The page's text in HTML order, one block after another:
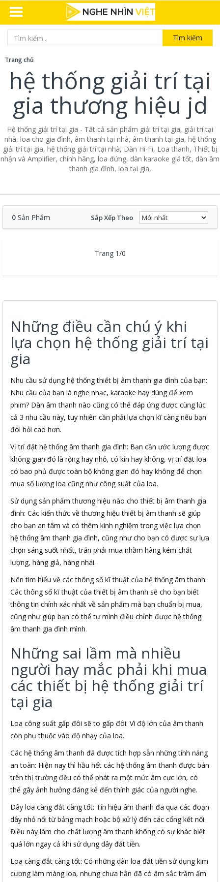
Tìm kiếm
Trang chủ
hệ thống giải trí tại
gia thương hiệu jd
Hệ thống giải trí tại gia - Tất cả sản phẩm giải trí tại gia, giải trí tại
nhà, loa cho gia đình, âm thanh tại nhà, âm thanh tại gia, hệ thống
giải trí tại gia, hệ thống giải trí tại nhà, Dàn Hi-Fi, Loa thanh, Thiết bị
nhận và Amplifier, chính hãng, loa đứng, dàn karaoke giá tốt, dàn âm
thanh gia đình, loa tại gia,
0 Sản Phẩm Sắp Xếp Theo
Trang 1/0
Những điều cần chú ý khi
lựa chọn hệ thống giải trí tại
gia
Nhu cầu sử dụng hệ thống thiết bị âm thanh gia đình của bạn:
Nhu cầu của bạn là nghe nhạc, karaoke hay dùng để xem
phim? Dàn âm thanh nào cũng có thể đáp ứng được cùng lúc
cả 3 nhu cầu này, tuy nhiên cần phải lựa chọn kĩ càng nếu bạn
đòi hỏi cao hơn.
Vị trí đặt hệ thống âm thanh gia đình: Bạn cần ước lượng được
không gian đó là rộng hay nhỏ, có kín hay không, vị trí đặt loa
có bao phủ được toàn bộ không gian đó hay không để chọn
mua số lượng loa cũng như công suất của loa.
Sử dụng sản phẩm thương hiệu nào cho thiết bị âm thanh gia
đình: Các kiến thức về thương hiệu thiết bị âm thanh sẽ giúp
cho bạn an tâm và có thêm kinh nghiệm trong việc lựa chọn
hệ thống âm thanh gia đình, cũng như cho bạn có được sự lựa
chọn sáng suốt nhất, trán phải mua nhầm hàng kém chất
lượng, hàng giả, hàng nhái.
Nên tìm hiểu về các thông số kĩ thuật của hệ thống âm thanh:
Các thông số kĩ thuật của thiết bị âm thanh sẽ cho bạn biết
thông tin chính xác nhất về sản phẩm mà bạn chuẩn bị mua,
cũng như giúp bạn có thể tự mình điều chỉnh được hệ thống
âm thanh gia đình mình.
Những sai lầm mà nhiều
người hay mắc phải khi mua
các thiết bị hệ thống giải trí
tại gia
Loa công suất gấp đôi sẽ to gấp đôi: Vì độ lớn của âm thanh
còn phụ thuộc vào độ nhạy của loa.
Các hệ thống âm thanh đã được tích hợp sẵn những tính năng
an toàn: Hiện nay thì hầu hết các hệ thống âm thanh được bán
trên thị trường đều có thể phát ra một mức âm cực lớn, có
thể gây ảnh hưởng đáng kể đến thính giác của người nghe.
Dây loa càng đắt càng tốt: Tín hiệu âm thanh đã qua các đoạn
dây nhỏ nối từ bảng mạch hoặc bộ xử lý đến các cổng kết nối.
Điều này làm cho chất lượng âm thanh không có sự khác biệt
quá lớn ngay cả khi sử dụng dây đắt tiền.
Loa càng đắt càng tốt: Có những dàn loa đắt tiền sử dụng kim
cương làm màng loa, nhưng chưa hẳn đã có âm sắc trầm ấm